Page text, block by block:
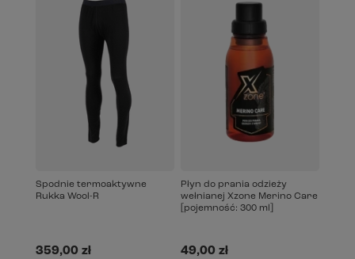
Spodnie termoaktywne
Rukka Wool-R
359,00 zł
Płyn do prania odzieży
wełnianej Xzone Merino Care
[pojemność: 300 ml]
49,00 zł